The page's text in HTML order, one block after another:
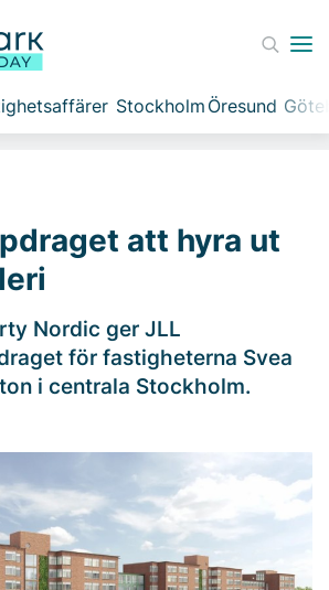
Stockholm Öresund
att hyra ut
Nordic ger JLL
för fastigheterna Svea
i centrala Stockholm.